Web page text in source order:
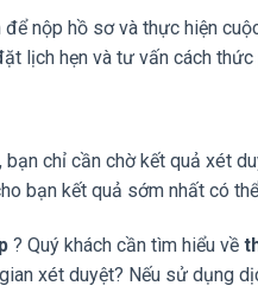
nộp hồ sơ và thực hiện
lịch hẹn và tư vấn cách
chỉ cần chờ kết quả xét
bạn kết quả sớm nhất có
? Quý khách cần tìm hiểu về
xét duyệt? Nếu sử dụng